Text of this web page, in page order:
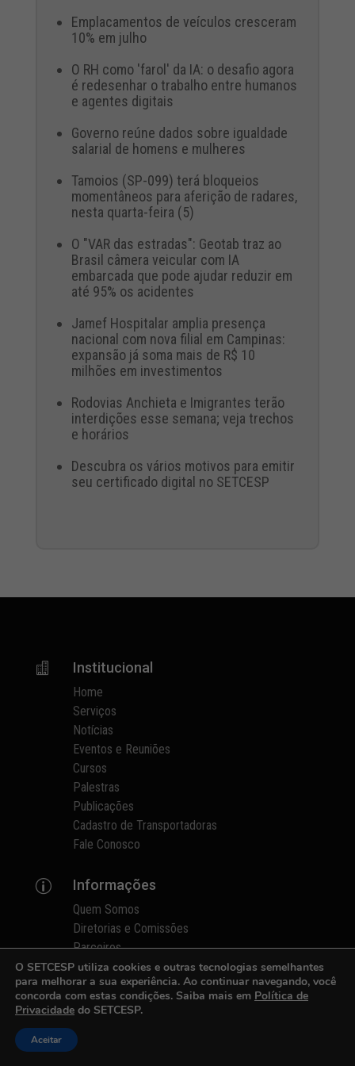
Emplacamentos de veículos cresceram
10% em julho
O RH como 'farol' da IA: o desafio agora
é redesenhar o trabalho entre humanos
e agentes digitais
Governo reúne dados sobre igualdade
salarial de homens e mulheres
Tamoios (SP-099) terá bloqueios
momentâneos para aferição de radares,
nesta quarta-feira (5)
O "VAR das estradas": Geotab traz ao
Brasil câmera veicular com IA
embarcada que pode ajudar reduzir em
até 95% os acidentes
Jamef Hospitalar amplia presença
nacional com nova filial em Campinas:
expansão já soma mais de R$ 10
milhões em investimentos
Rodovias Anchieta e Imigrantes terão
interdições esse semana; veja trechos
e horários
Descubra os vários motivos para emitir
seu certificado digital no SETCESP
 Institucional
Home
Serviços
Notícias
Eventos e Reuniões
Cursos
Palestras
Publicações
Cadastro de Transportadoras
Fale Conosco
p Informações
Quem Somos
Diretorias e Comissões
Parceiros
Fotos
Seja um Associado
Imprensa
Prêmio de Sustentabilidade
O SETCESP utiliza cookies e outras tecnologias semelhantes
para melhorar a sua experiência. Ao continuar navegando, você
concorda com estas condições. Saiba mais em Política de
Privacidade do SETCESP.
Aceitar